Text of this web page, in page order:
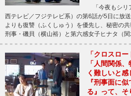
「今夜もシリ
西テレビ／フジテレビ系）の第6話が5日に
よりも復讐（ふくしゅう）を優先し、秘密の
刑事・磯貝（横山裕）と第六感女子ヒナタ（
「クロスロ
「人間関係
く難しいと
『刑事面に
る』って、